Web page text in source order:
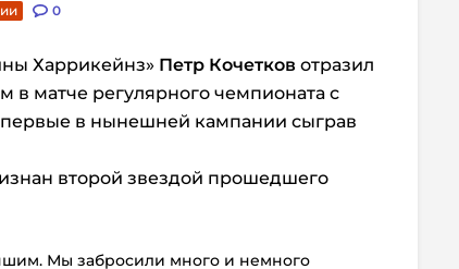
0
Харрикейнз» Петр Кочетков отразил
в матче регулярного чемпионата с
в нынешней кампании сыграв
второй звездой прошедшего
Мы забросили много и немного